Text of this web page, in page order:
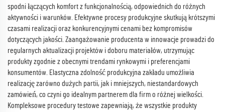
spodni łączących komfort z funkcjonalnością, odpowiednich do różnych
aktywności i warunków. Efektywne procesy produkcyjne skutkują krótszymi
czasami realizacji oraz konkurencyjnymi cenami bez kompromisów
dotyczących jakości. Zaangażowanie producenta w innowacje prowadzi do
regularnych aktualizacji projektów i doboru materiałów, utrzymując
produkty zgodnie z obecnymi trendami rynkowymi i preferencjami
konsumentów. Elastyczna zdolność produkcyjna zakładu umożliwia
realizację zarówno dużych partii, jak i mniejszych, niestandardowych
zamówień, co czyni go idealnym partnerem dla firm o różnej wielkości.
Kompleksowe procedury testowe zapewniają, że wszystkie produkty